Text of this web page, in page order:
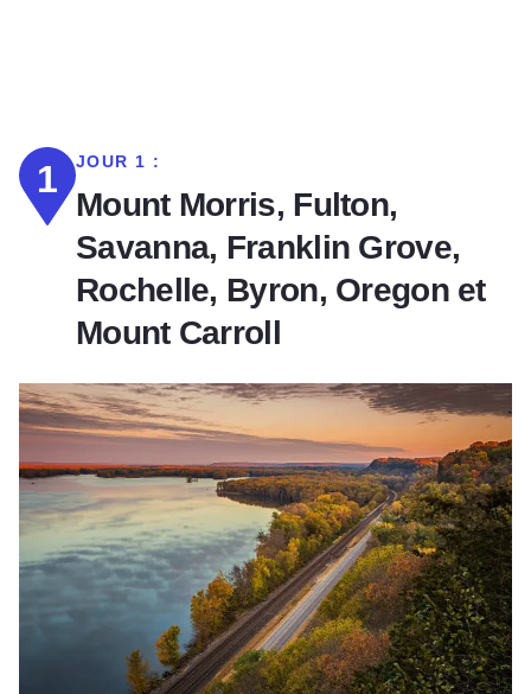
1 JOUR 1 :
Mount Morris, Fulton,
Savanna, Franklin Grove,
Rochelle, Byron, Oregon et
Mount Carroll